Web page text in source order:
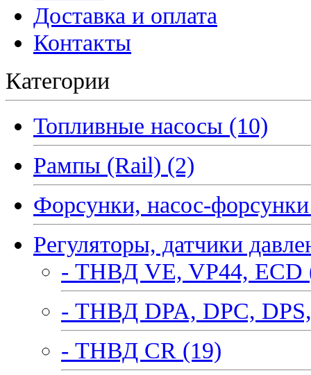
Доставка и оплата
Контакты
Категории
Топливные насосы (10)
Рампы (Rail) (2)
Форсунки, насос-
Регуляторы, датчики
- ТНВД VE, VP44, ECD
- ТНВД DPA, DPC,
- ТНВД CR (19)